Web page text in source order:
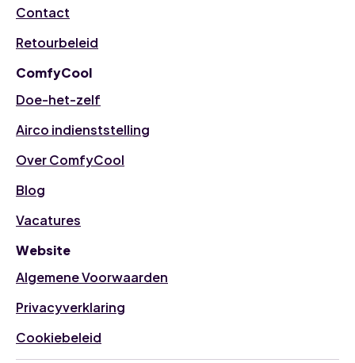
Contact
Retourbeleid
ComfyCool
Doe-het-zelf
Airco indienststelling
Over ComfyCool
Blog
Vacatures
Website
Algemene Voorwaarden
Privacyverklaring
Cookiebeleid